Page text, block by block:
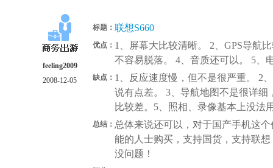
feeling2009
2008-12-05
标题： 联想S660
优点： 1、屏幕大比较清晰。 2、GPS导航
不容易脱落。 4、音质还可以。 5、
缺点： 1、反应速度慢，但不是很严重。 2
说有点差。 3、导航地图不是很详
比较差。5、照相、录像基本上没法
总结： 总体来说还可以，对于国产手机这
能的人士购买，支持国货，支持联
没问题！